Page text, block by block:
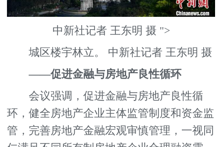
中新社记者 王东明 摄 ">
城区楼宇林立。 中新社记者 王东明 摄
——促进金融与房地产良性循环
会议强调，促进金融与房地产良性循
环，健全房地产企业主体监管制度和资金监
管，完善房地产金融宏观审慎管理，一视同